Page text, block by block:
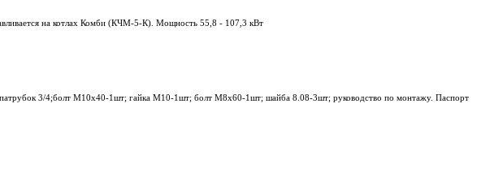
на котлах Комби (КЧМ-5-К). Мощность 55,8 - 107,3 кВт
3/4;болт М10х40-1шт; гайка М10-1шт; болт М8х60-1шт; шайба 8.08-3шт; руководство по монтажу. Паспорт